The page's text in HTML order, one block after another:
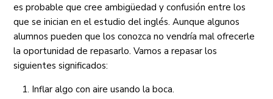
es probable que cree ambigüedad y confusión entre los
que se inician en el estudio del inglés. Aunque algunos
alumnos pueden que los conozca no vendría mal ofrecerle
la oportunidad de repasarlo. Vamos a repasar los
siguientes significados:
Inflar algo con aire usando la boca.